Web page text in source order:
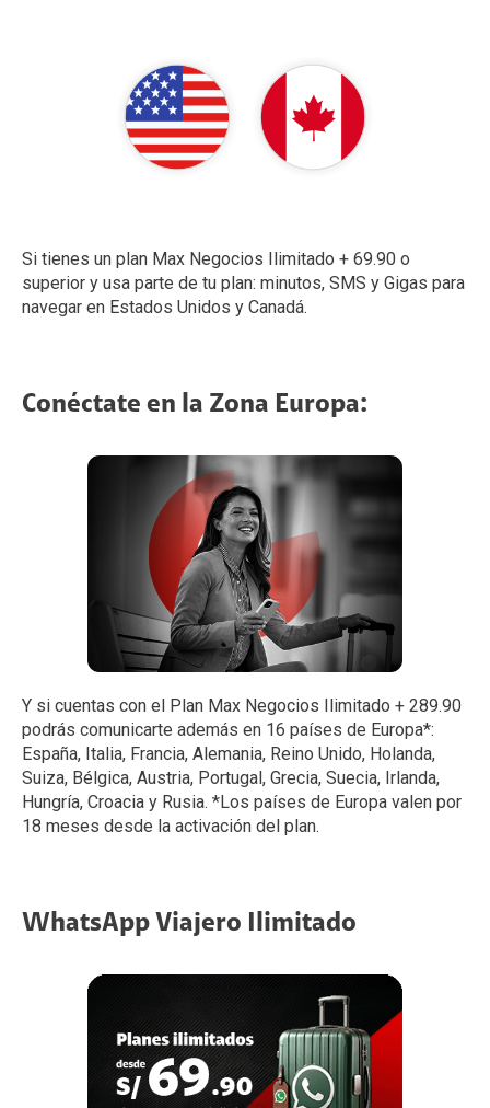
Si tienes un plan Max Negocios Ilimitado + 69.90 o
superior y usa parte de tu plan: minutos, SMS y Gigas para
navegar en Estados Unidos y Canadá.
Conéctate en la Zona Europa:
Y si cuentas con el Plan Max Negocios Ilimitado + 289.90
podrás comunicarte además en 16 países de Europa*:
España, Italia, Francia, Alemania, Reino Unido, Holanda,
Suiza, Bélgica, Austria, Portugal, Grecia, Suecia, Irlanda,
Hungría, Croacia y Rusia. *Los países de Europa valen por
18 meses desde la activación del plan.
WhatsApp Viajero Ilimitado